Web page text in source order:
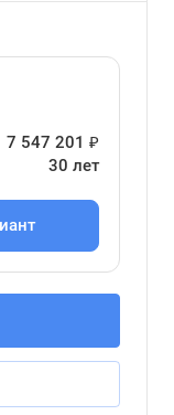
7 547 201 ₽
30 лет